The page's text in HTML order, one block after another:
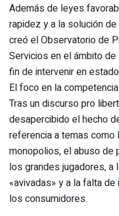
Además de leyes
rapidez y a la solución
creó el Observatorio de
Servicios en el ámbito
fin de intervenir en
El foco en la competencia
Tras un discurso pro
desapercibido el hecho
referencia a temas
monopolios, el abuso de
los grandes jugadores, a
«avivadas» y a la falta
los consumidores.